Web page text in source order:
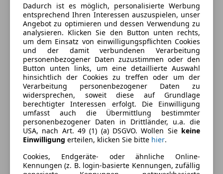
Ausstattung
Komfort
360° Kamera
4-Zonen-Klimaautomatik
Einparkhilfe
Einparkhilfe Rückfahrkamera
Einparkhilfe Sensoren hinten
Einparkhilfe Sensoren vorne
Elektrische Fensterheber
Elektrische Seitenspiegel
Elektrische Sitze
Lederlenkrad
Mehr anzeigen
Farbe und Innenausstattung
Außenfarbe
Blau
Farbe laut Hersteller
Blau (bmw individual
lackierun
Lackierung
Metallic
Farbe der
Sonstige
Dadurch ist es möglich, personalisierte Werbung
entsprechend Ihren Interessen auszuspielen, unser
Angebot zu optimieren und dessen Verwendung zu
analysieren. Klicken Sie den Button unten rechts,
um dem Einsatz von einwilligungspflichten Cookies
und der damit verbundenen Verarbeitung
personenbezogener Daten zuzustimmen oder den
Button unten links, um eine detaillierte Auswahl
hinsichtlich der Cookies zu treffen oder um der
Verarbeitung personenbezogener Daten zu
widersprechen, soweit diese auf Grundlage
berechtigter Interessen erfolgt. Die Einwilligung
umfasst auch die Übermittlung bestimmter
personenbezogener Daten in Drittländer, u.a. die
USA, nach Art. 49 (1) (a) DSGVO. Wollen Sie keine
Einwilligung erteilen, klicken Sie bitte hier.
Cookies, Endgeräte- oder ähnliche Online-
Kennungen (z. B. login-basierte Kennungen, zufällig